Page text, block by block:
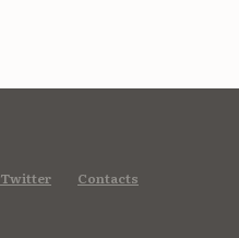
Twitter Contacts